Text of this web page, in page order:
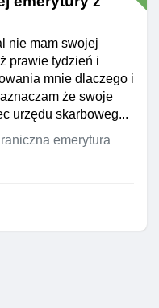
nie mam swojej
prawie tydzień i
mnie dlaczego i
że swoje
urzędu skarboweg...
emerytura